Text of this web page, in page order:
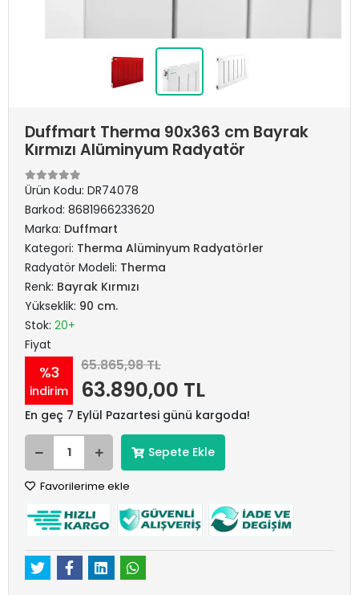
Duffmart Therma 90x363 cm Bayrak
Kırmızı Alüminyum Radyatör
Ürün Kodu: DR74078
Barkod: 8681966233620
Marka: Duffmart
Kategori: Therma Alüminyum Radyatörler
Radyatör Modeli: Therma
Renk: Bayrak Kırmızı
Yükseklik: 90 cm.
Stok: 20+
Fiyat
%3
indirim
65.865,98 TL
63.890,00 TL
En geç 7 Eylül Pazartesi günü kargoda!
Sepete Ekle
Favorilerime ekle